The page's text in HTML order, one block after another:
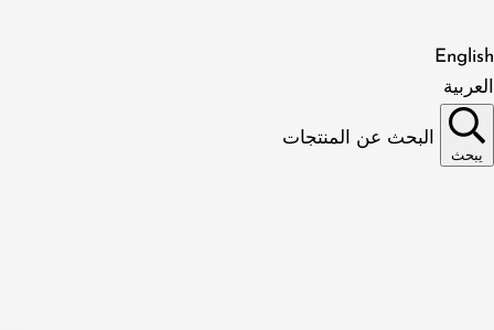
English
العربية
يبحث
البحث عن المنتجات